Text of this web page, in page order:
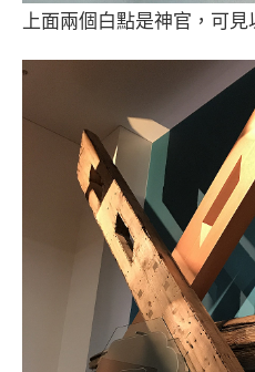
上面兩個白點是神官，可